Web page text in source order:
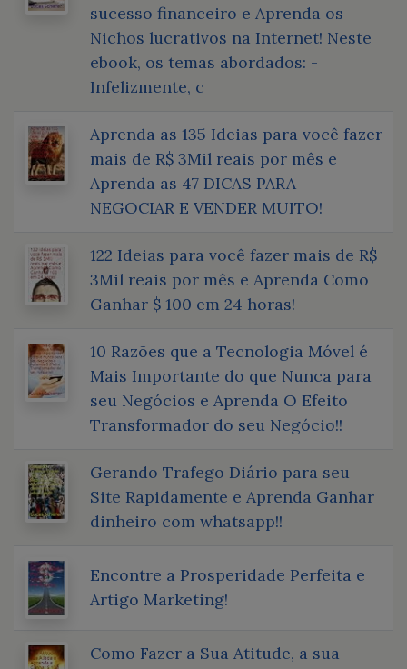
sucesso financeiro e Aprenda os
Nichos lucrativos na Internet! Neste
ebook, os temas abordados: -
Infelizmente, c
Aprenda as 135 Ideias para você fazer
mais de R$ 3Mil reais por mês e
Aprenda as 47 DICAS PARA
NEGOCIAR E VENDER MUITO!
122 Ideias para você fazer mais de R$
3Mil reais por mês e Aprenda Como
Ganhar $ 100 em 24 horas!
10 Razões que a Tecnologia Móvel é
Mais Importante do que Nunca para
seu Negócios e Aprenda O Efeito
Transformador do seu Negócio!!
Gerando Trafego Diário para seu
Site Rapidamente e Aprenda Ganhar
dinheiro com whatsapp!!
Encontre a Prosperidade Perfeita e
Artigo Marketing!
Como Fazer a Sua Atitude, a sua